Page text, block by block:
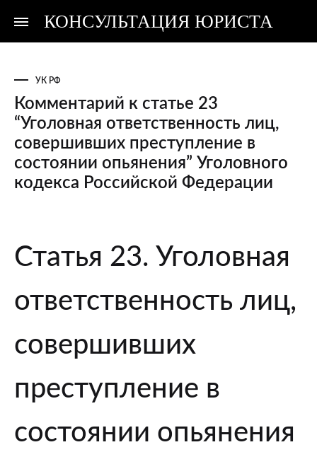
КОНСУЛЬТАЦИЯ ЮРИСТА
Консультация
Консультация
УК РФ
Комментарий к статье 23
“Уголовная ответственность лиц,
совершивших преступление в
состоянии опьянения” Уголовного
кодекса Российской Федерации
Комментарий
к
23
ответственность
совершивших
преступление
в
состоянии
Статья 23. Уголовная
ответственность лиц,
совершивших
преступление в
состоянии опьянения